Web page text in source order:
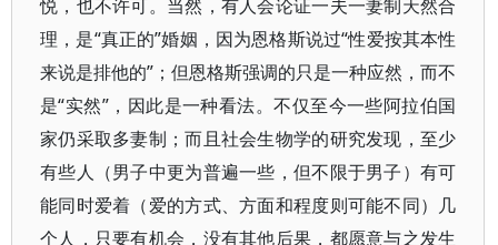
悦，也不许可。当然，有人会论证一夫一妻制天然合
理，是“真正的”婚姻，因为恩格斯说过“性爱按其本性
来说是排他的”；但恩格斯强调的只是一种应然，而不
是“实然”，因此是一种看法。不仅至今一些阿拉伯国
家仍采取多妻制；而且社会生物学的研究发现，至少
有些人（男子中更为普遍一些，但不限于男子）有可
能同时爱着（爱的方式、方面和程度则可能不同）几
个人，只要有机会，没有其他后果，都愿意与之发生